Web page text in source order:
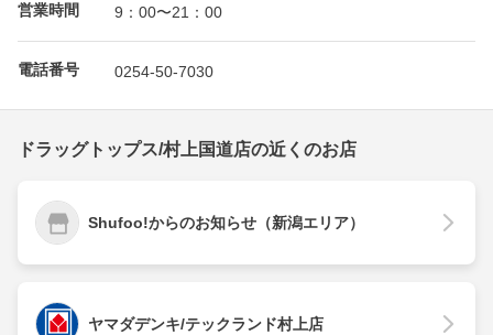
営業時間 9：00〜21：00
電話番号 0254-50-7030
ドラッグトップス/村上国道店の近くのお店
Shufoo!からのお知らせ（新潟エリア）
ヤマダデンキ/テックランド村上店